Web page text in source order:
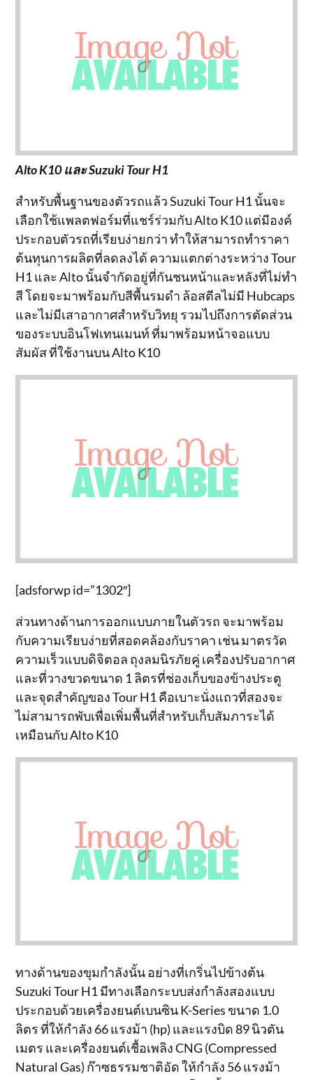
Alto K10 และ Suzuki Tour H1
สำหรับพื้นฐานของตัวรถแล้ว Suzuki Tour H1 นั้นจะ
เลือกใช้แพลตฟอร์มที่แชร์ร่วมกับ Alto K10 แต่มีองค์
ประกอบตัวรถที่เรียบง่ายกว่า ทำให้สามารถทำราคา
ต้นทุนการผลิตที่ลดลงได้ ความแตกต่างระหว่าง Tour
H1 และ Alto นั้นจำกัดอยู่ที่กันชนหน้าและหลังที่ไม่ทำ
สี โดยจะมาพร้อมกับสีพื้นรมดำ ล้อสตีลไม่มี Hubcaps
และไม่มีเสาอากาศสำหรับวิทยุ รวมไปถึงการตัดส่วน
ของระบบอินโฟเทนเมนท์ ที่มาพร้อมหน้าจอแบบ
สัมผัส ที่ใช้งานบน Alto K10
[adsforwp id=”1302″]
ส่วนทางด้านการออกแบบภายในตัวรถ จะมาพร้อม
กับความเรียบง่ายที่สอดคล้องกับราคา เช่น มาตรวัด
ความเร็วแบบดิจิตอล ถุงลมนิรภัยคู่ เครื่องปรับอากาศ
และที่วางขวดขนาด 1 ลิตรที่ช่องเก็บของข้างประตู
และจุดสำคัญของ Tour H1 คือเบาะนั่งแถวที่สองจะ
ไม่สามารถพับเพื่อเพิ่มพื้นที่สำหรับเก็บสัมภาระได้
เหมือนกับ Alto K10
ทางด้านของขุมกำลังนั้น อย่างที่เกริ่นไปข้างต้น
Suzuki Tour H1 มีทางเลือกระบบส่งกำลังสองแบบ
ประกอบด้วยเครื่องยนต์เบนซิน K-Series ขนาด 1.0
ลิตร ที่ให้กำลัง 66 แรงม้า (hp) และแรงบิด 89 นิวตัน
เมตร และเครื่องยนต์เชื้อเพลิง CNG (Compressed
Natural Gas) ก๊าซธรรมชาติอัด ให้กำลัง 56 แรงม้า